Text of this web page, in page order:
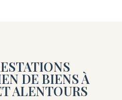
DE BIENS À
ALENTOURS